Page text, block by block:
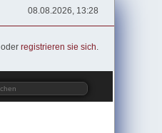
08.08.2026, 13:28
oderregistrieren sie sich.